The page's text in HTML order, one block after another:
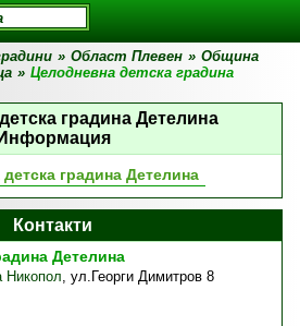
» Област Плевен » Община
» Целодневна детска градина
градина Детелина
Информация
градина Детелина
Контакти
Детелина
,ул.Георги Димитров 8